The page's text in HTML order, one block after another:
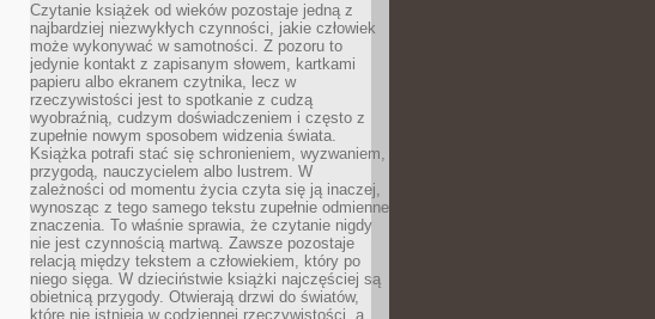
Czytanie książek od wieków pozostaje jedną z
najbardziej niezwykłych czynności, jakie człowiek
może wykonywać w samotności. Z pozoru to
jedynie kontakt z zapisanym słowem, kartkami
papieru albo ekranem czytnika, lecz w
rzeczywistości jest to spotkanie z cudzą
wyobraźnią, cudzym doświadczeniem i często z
zupełnie nowym sposobem widzenia świata.
Książka potrafi stać się schronieniem, wyzwaniem,
przygodą, nauczycielem albo lustrem. W
zależności od momentu życia czyta się ją inaczej,
wynosząc z tego samego tekstu zupełnie odmienne
znaczenia. To właśnie sprawia, że czytanie nigdy
nie jest czynnością martwą. Zawsze pozostaje
relacją między tekstem a człowiekiem, który po
niego sięga. W dzieciństwie książki najczęściej są
obietnicą przygody. Otwierają drzwi do światów,
które nie istnieją w codziennej rzeczywistości, a